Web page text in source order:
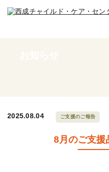
2025.08.04 ご支援のご報告
8月のご支